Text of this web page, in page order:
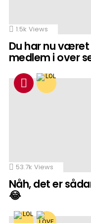
1.5k Views
Du har nu
medlem i over
53.7k Views
Nåh, det er
😂